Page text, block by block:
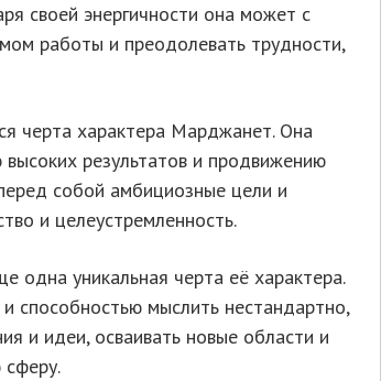
своей энергичности она может с
работы и преодолевать трудности,
черта характера Марджанет. Она
результатов и продвижению
собой амбициозные цели и
и целеустремленность.
уникальная черта её характера.
способностью мыслить нестандартно,
и идеи, осваивать новые области и
сферу.